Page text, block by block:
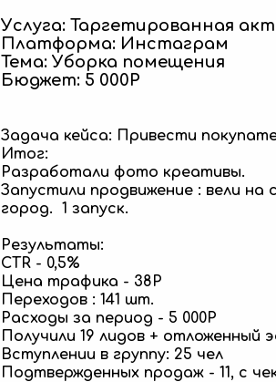
Услуга: Таргетированная
Платформа: Инстаграм
Тема: Уборка помещения
Бюджет: 5 000Р
Задача кейса: Привести
Итог:
Разработали фото креативы.
Запустили продвижение : вели на
город. 1 запуск.
Результаты:
CTR - 0,5%
Цена трафика - 38Р
Переходов : 141 шт.
Расходы за период - 5 000Р
Получили 19 лидов + отложенный
Вступлении в группу: 25 чел
Подтвержденных продаж - 11, с